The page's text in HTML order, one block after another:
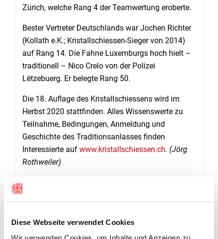
Diese Webseite verwendet Cookies
Zürich, welche Rang 4 der Teamwertung eroberte.
Bester Vertreter Deutschlands war Jochen Richter
(Kollath e.K.; Kristallschiessen-Sieger von 2014)
auf Rang 14. Die Fahne Luxemburgs hoch hielt –
traditionell – Nico Crelo von der Polizei
Lëtzebuerg. Er belegte Rang 50.
Die 18. Auflage des Kristallschiessens wird im
Herbst 2020 stattfinden. Alles Wissenswerte zu
Teilnahme, Bedingungen, Anmeldung und
Geschichte des Traditionsanlasses finden
Interessierte auf www.kristallschiessen.ch. (Jörg
Rothweiler)
ZEHN ESSENZIELLE FAKTEN ZUM
Das Kristallschiessen gilt mit Teilnehmern aus